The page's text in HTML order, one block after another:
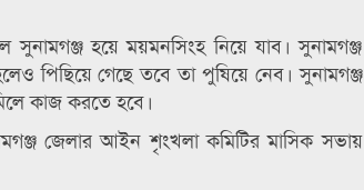
হয়ে ময়মনসিংহ নিয়ে যাব। সুনামগঞ্জ
পিছিয়ে গেছে তবে তা পুষিয়ে নেব। সুনামগঞ্জ
কাজ করতে হবে।
জেলার আইন শৃংখলা কমিটির মাসিক সভায়